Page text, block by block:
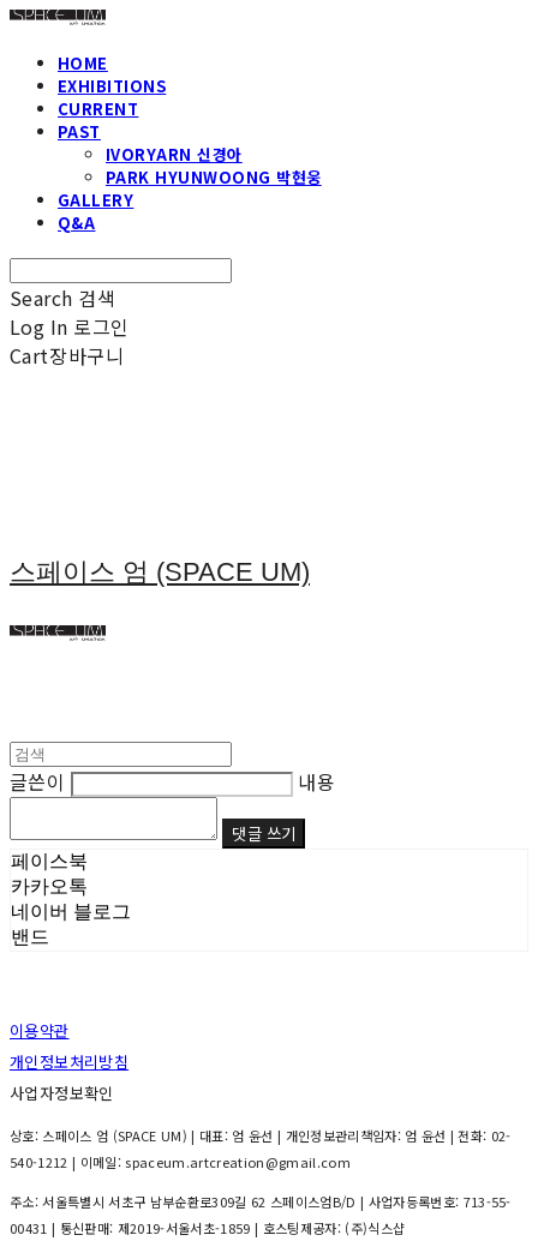
HOME
EXHIBITIONS
CURRENT
PAST
IVORYARN 신경아
PARK HYUNWOONG 박현웅
GALLERY
Q&A
Search 검색
Log In 로그인
Cart장바구니
스페이스 엄 (SPACE UM)
글쓴이 내용
댓글 쓰기
페이스북
카카오톡
네이버 블로그
밴드
이용약관
개인정보처리방침
사업자정보확인
상호: 스페이스 엄 (SPACE UM) | 대표: 엄 윤선 | 개인정보관리책임자: 엄 윤선 | 전화: 02-
540-1212 | 이메일: spaceum.artcreation@gmail.com
주소: 서울특별시 서초구 남부순환로309길 62 스페이스엄B/D | 사업자등록번호: 713-55-
00431 | 통신판매: 제2019-서울서초-1859 | 호스팅제공자: (주)식스샵